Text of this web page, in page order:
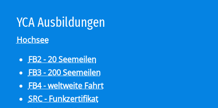
YCA Aus­bil­dun­gen
Hochsee
FB2 - 20 Seemeilen
FB3 - 200 Seemeilen
FB4 - weltweite Fahrt
SRC - Funkzertifikat